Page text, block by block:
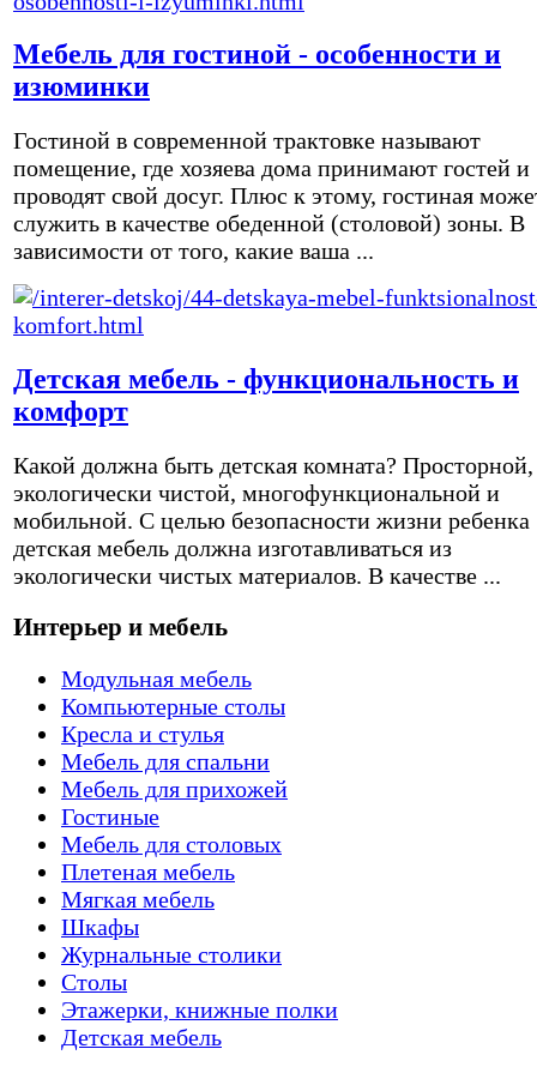
Мебель для гостиной - особенности и
изюминки
Гостиной в современной трактовке называют
помещение, где хозяева дома принимают гостей и
проводят свой досуг. Плюс к этому, гостиная
служить в качестве обеденной (столовой) зоны. В
зависимости от того, какие ваша ...
Детская мебель - функциональность и
комфорт
Какой должна быть детская комната? Просторной,
экологически чистой, многофункциональной и
мобильной. С целью безопасности жизни ребенка
детская мебель должна изготавливаться из
экологически чистых материалов. В качестве ...
Интерьер и мебель
Модульная мебель
Компьютерные столы
Кресла и стулья
Мебель для спальни
Мебель для прихожей
Гостиные
Мебель для столовых
Плетеная мебель
Мягкая мебель
Шкафы
Журнальные столики
Столы
Этажерки, книжные полки
Детская мебель